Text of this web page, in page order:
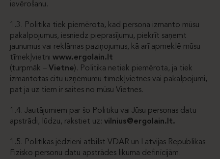
ievērošanu.
1.3. Politika tiek piemērota, kad persona izmanto mūsu
pakalpojumus, iesniedz pieprasījumu, piekrīt saņemt
jaunumus vai reklāmas paziņojumus, kā arī apmeklē mūsu
tīmekļvietni www.ergolain.lt
(turpmāk – Vietne). Politika netiek piemērota, ja tiek
izmantotas citu uzņēmumu tīmekļvietnes vai pakalpojumi,
pat ja uz tiem ir saites no mūsu Vietnes.
1.4. Jautājumiem par šo Politiku vai Jūsu personas datu
apstrādi, lūdzu, rakstiet uz: vilnius@ergolain.lt.
1.5. Politikas jēdzieni atbilst VDAR un Latvijas Republikas
Fizisko personu datu apstrādes likuma definīcijām.